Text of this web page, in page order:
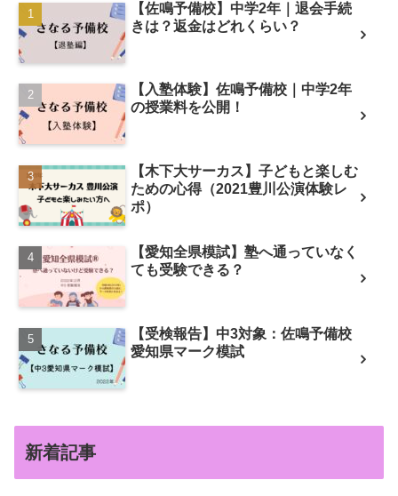
【佐鳴予備校】中学2年｜退会手続
きは？返金はどれくらい？
【入塾体験】佐鳴予備校｜中学2年
の授業料を公開！
【木下大サーカス】子どもと楽しむ
ための心得（2021豊川公演体験レ
ポ）
【愛知全県模試】塾へ通っていなく
ても受験できる？
【受検報告】中3対象：佐鳴予備校
愛知県マーク模試
新着記事